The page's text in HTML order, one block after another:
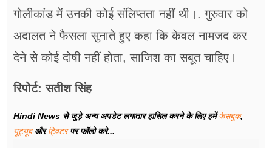
गोलीकांड में उनकी कोई संलिप्तता नहीं थी।. गुरुवार को
अदालत ने फैसला सुनाते हुए कहा कि केवल नामजद कर
देने से कोई दोषी नहीं होता, साजिश का सबूत चाहिए।
रिपोर्ट: सतीश सिंह
Hindi News से जुड़े अन्य अपडेट लगातार हासिल करने के लिए हमेंफेसबुक,
यूट्यूबऔरट्विटरपर फॉलो करे...